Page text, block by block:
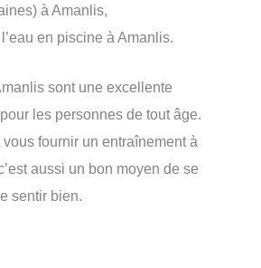
à Amanlis,
en piscine à Amanlis.
sont une excellente
les personnes de tout âge.
fournir un entraînement à
aussi un bon moyen de se
sentir bien.